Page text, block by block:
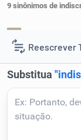
Reescrever
Resumir
Corrigir Texto
9 sinônimos de